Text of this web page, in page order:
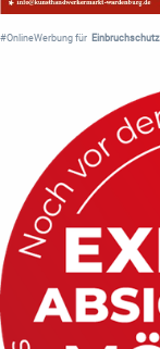
#OnlineWerbung für Einbruchschutz